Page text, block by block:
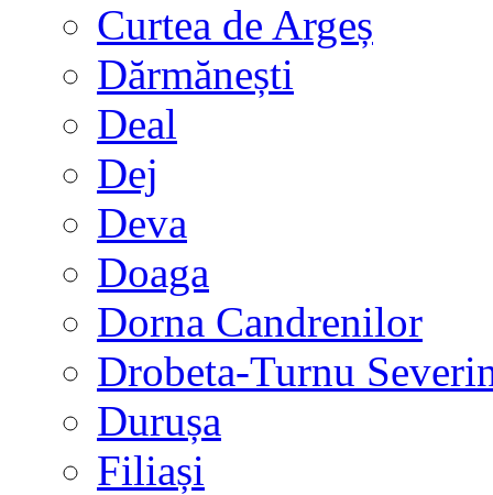
Curtea de Argeș
Dărmănești
Deal
Dej
Deva
Doaga
Dorna Candrenilor
Drobeta-Turnu
Durușa
Filiași